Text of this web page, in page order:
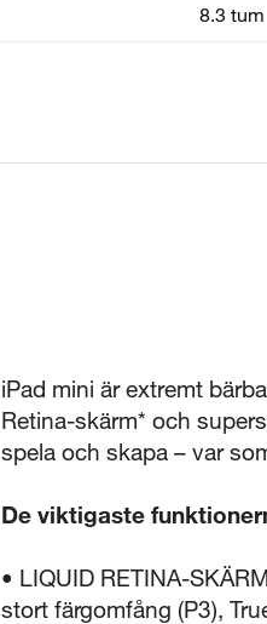
8.3 tum
iPad mini är extremt
Retina-skärm* och
spela och skapa – var
De viktigaste
• LIQUID RETINA-
stort färgomfång (P3),